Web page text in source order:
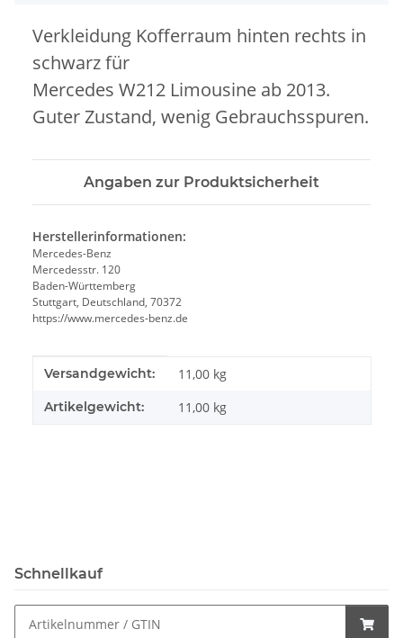
Verkleidung Kofferraum hinten rechts in
schwarz für
Mercedes W212 Limousine ab 2013.
Guter Zustand, wenig Gebrauchsspuren.
Angaben zur Produktsicherheit
Herstellerinformationen:
Mercedes-Benz
Mercedesstr. 120
Baden-Württemberg
Stuttgart, Deutschland, 70372
https://www.mercedes-benz.de
Produkteigenschaft
Wert
Versandgewicht: 11,00 kg
Artikelgewicht: 11,00 kg
Schnellkauf